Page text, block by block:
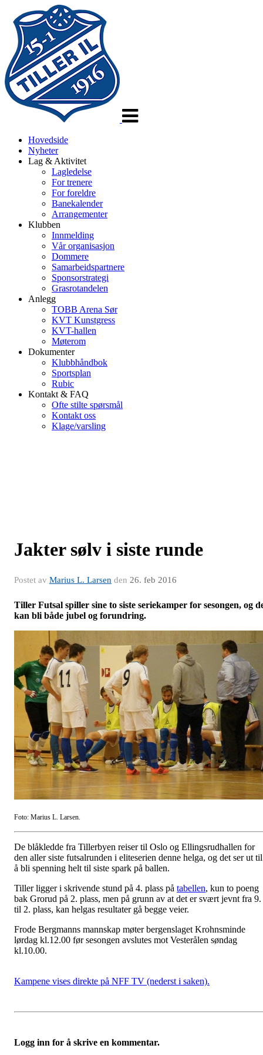
Hovedside
Nyheter
Lag & Aktivitet
Lagledelse
For trenere
For foreldre
Banekalender
Arrangementer
Klubben
Innmelding
Vår organisasjon
Dommere
Samarbeidspartnere
Sponsorstrategi
Grasrotandelen
Anlegg
TOBB Arena Sør
KVT Kunstgress
KVT-hallen
Møterom
Dokumenter
Klubbhåndbok
Sportsplan
Rubic
Kontakt & FAQ
Ofte stilte spørsmål
Kontakt oss
Klage/varsling
Jakter sølv i siste runde
Postet av Marius L. Larsen den 26. feb 2016
Tiller Futsal spiller sine to siste seriekamper for sesongen, og
kan bli både jubel og forundring.
Foto: Marius L. Larsen.
De blåkledde fra Tillerbyen reiser til Oslo og Ellingsrudhallen for
den aller siste futsalrunden i eliteserien denne helga, og det ser ut til
å bli spenning helt til siste spark på ballen.
Tiller ligger i skrivende stund på 4. plass på tabellen, kun to poeng
bak Grorud på 2. plass, men på grunn av at det er svært jevnt fra 9.
til 2. plass, kan helgas resultater gå begge veier.
Frode Bergmanns mannskap møter bergenslaget Krohnsminde
lørdag kl.12.00 før sesongen avslutes mot Vesterålen søndag
kl.10.00.
Kampene vises direkte på NFF TV (nederst i saken).
Logg inn for å skrive en kommentar.